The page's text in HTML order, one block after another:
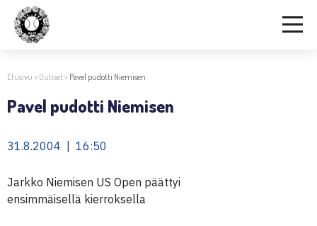
Etusivu > Uutiset> Pavel pudotti Niemisen
Pavel pudotti Niemisen
31.8.2004 | 16:50
Jarkko Niemisen US Open päättyi
ensimmäisellä kierroksella